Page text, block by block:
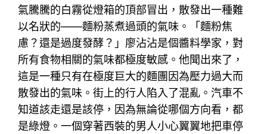
氣騰騰的白霧從燈箱的頂部冒出，散發出一種難
以名狀的——麵粉蒸煮過頭的氣味。「麵粉焦
慮？還是過度發酵？」廖沾沾是個醬料學家，對
所有食物相關的氣味都極度敏感。他聞出來了，
這是一種只有在極度巨大的麵團因為壓力過大而
散發出的氣味。街上的行人陷入了混亂。汽車不
知道該走還是該停，因為無論從哪個方向看，都
是綠燈。一個穿著西裝的男人小心翼翼地把車停